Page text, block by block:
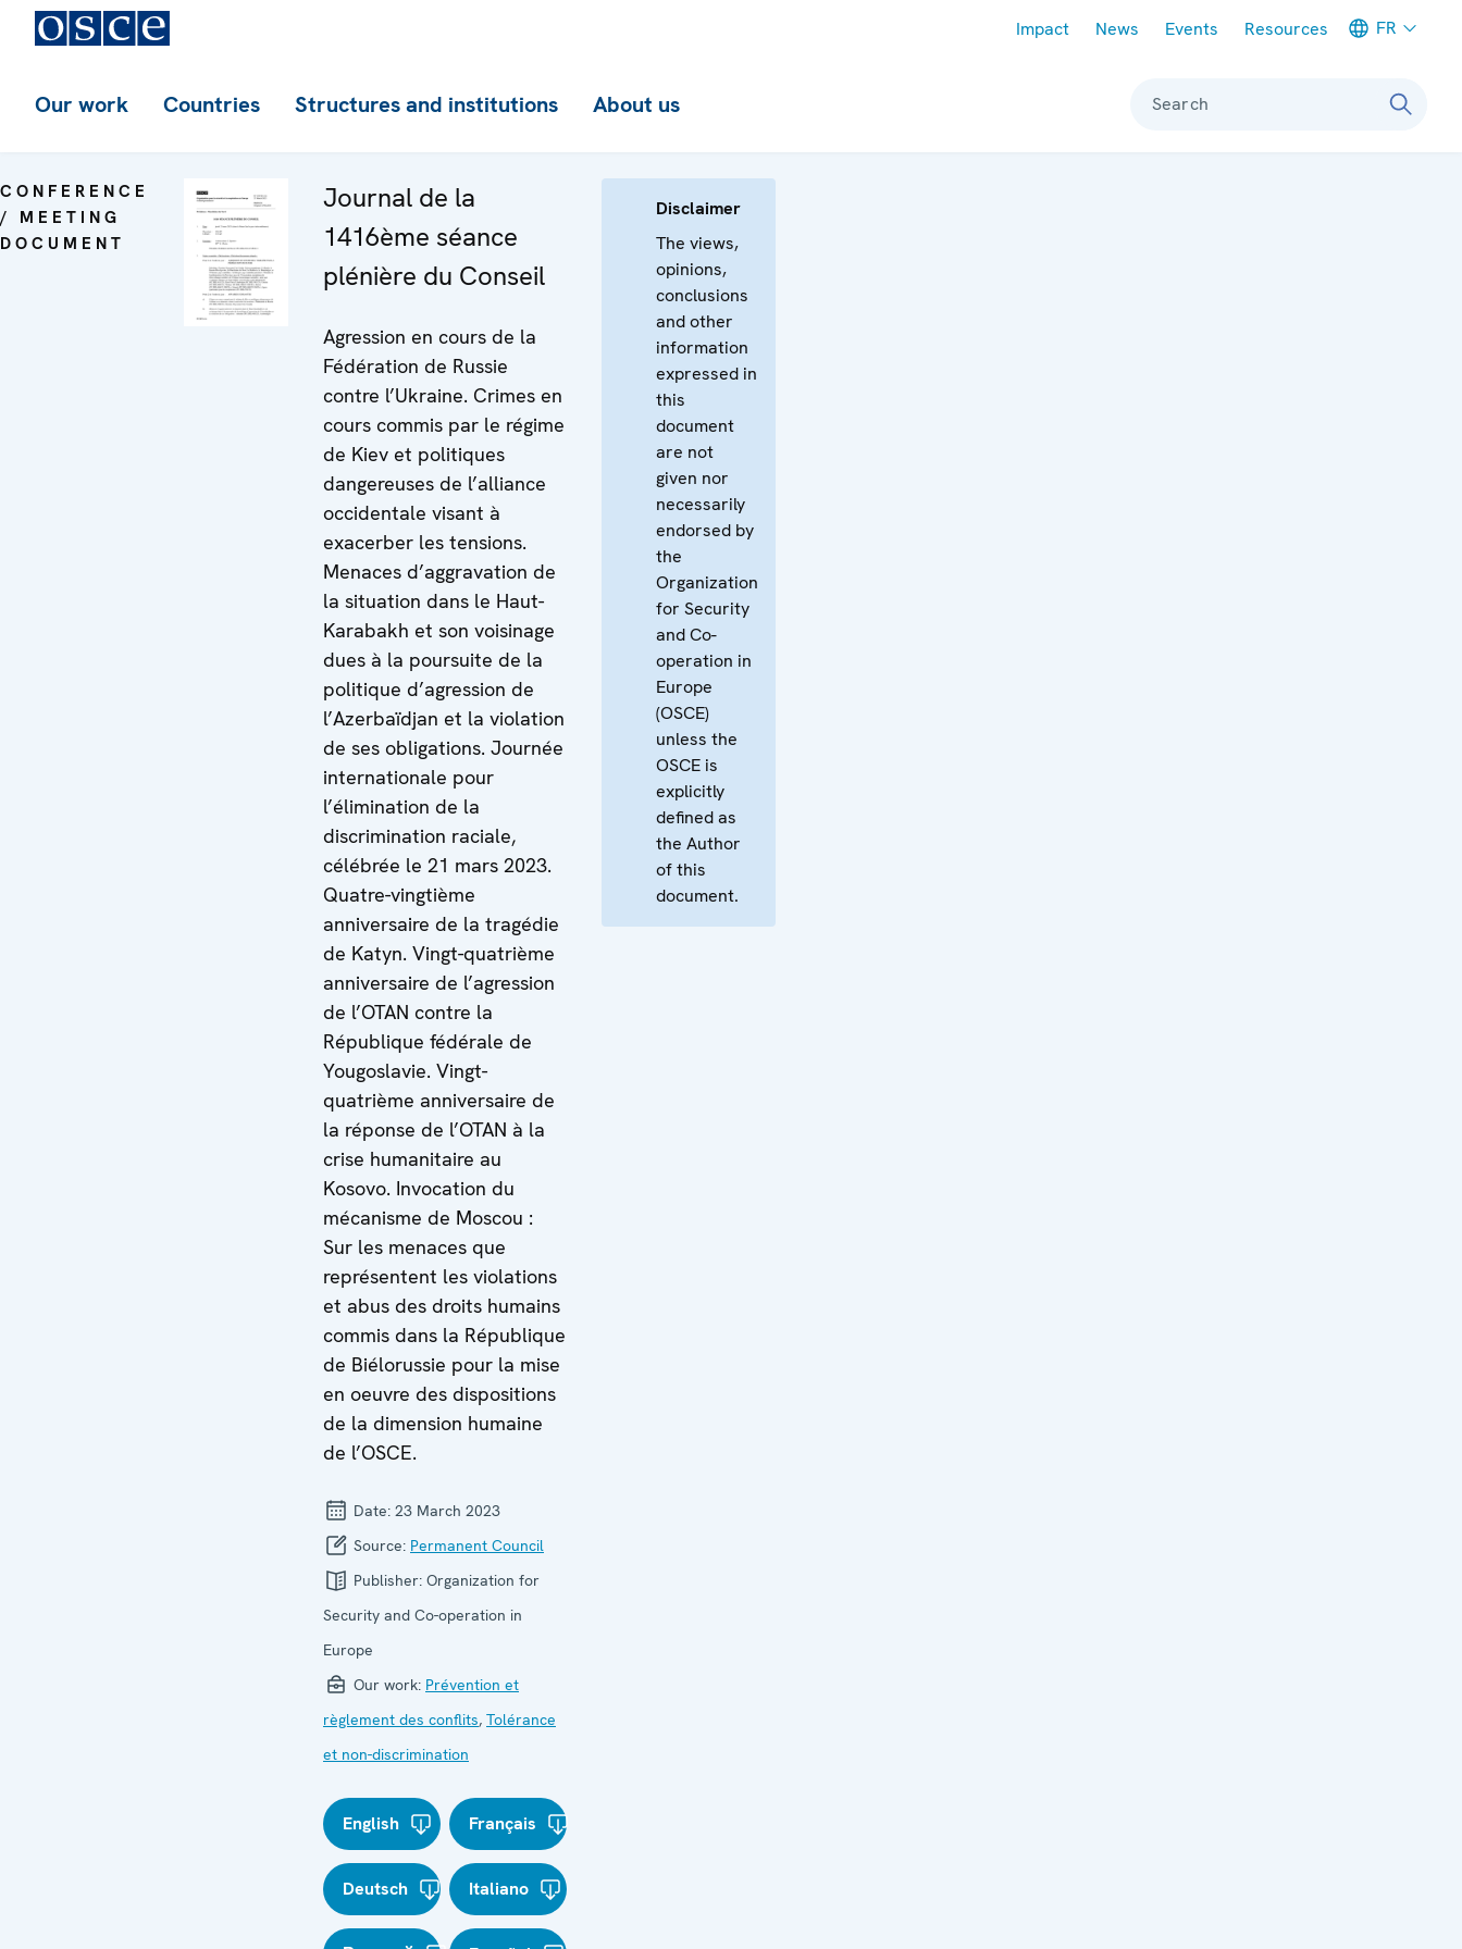
Impact News Events Resources FR
Our work Countries Structures and institutions About us Search
CONFERENCE
/ MEETING
DOCUMENT
Journal de la
1416ème séance
plénière du Conseil
Agression en cours de la
Fédération de Russie
contre l’Ukraine. Crimes en
cours commis par le régime
de Kiev et politiques
dangereuses de l’alliance
occidentale visant à
exacerber les tensions.
Menaces d’aggravation de
la situation dans le Haut-
Karabakh et son voisinage
dues à la poursuite de la
politique d’agression de
l’Azerbaïdjan et la violation
de ses obligations. Journée
internationale pour
l’élimination de la
discrimination raciale,
célébrée le 21 mars 2023.
Quatre-vingtième
anniversaire de la tragédie
de Katyn. Vingt-quatrième
anniversaire de l’agression
de l’OTAN contre la
République fédérale de
Yougoslavie. Vingt-
quatrième anniversaire de
la réponse de l’OTAN à la
crise humanitaire au
Kosovo. Invocation du
mécanisme de Moscou :
Sur les menaces que
représentent les violations
et abus des droits humains
commis dans la République
de Biélorussie pour la mise
en oeuvre des dispositions
de la dimension humaine
de l’OSCE.
Date: 23 March 2023
Source: Permanent Council
Publisher: Organization for
Security and Co-operation in
Europe
Our work: Prévention et
règlement des conflits, Tolérance
et non-discrimination
English Français
Deutsch Italiano
Disclaimer
The views,
opinions,
conclusions
and other
information
expressed in
this
document
are not
given nor
necessarily
endorsed by
the
Organization
for Security
and Co-
operation in
Europe
(OSCE)
unless the
OSCE is
explicitly
defined as
the Author
of this
document.